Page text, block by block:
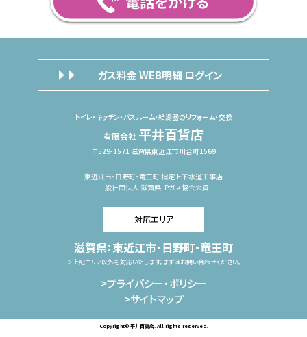
ガス料金 WEB明細 ログイン
トイレ・キッチン・バスルーム・給湯器のリフォーム・交換
有限会社 平井百貨店
〒529-1571 滋賀県東近江市川合町1569
東近江市・日野町・竜王町 指定上下水道工事店
一般社団法人 滋賀県LPガス協会会員
対応エリア
滋賀県：東近江市・日野町・竜王町
※上記エリア以外も対応いたします。まずはお問い合わせください。
>プライバシー・ポリシー
>サイトマップ
Copyright© 平井百貨店. All rights reserved.